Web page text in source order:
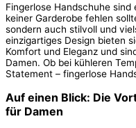
Fingerlose Handschuhe
keiner Garderobe fehlen
sondern auch stilvoll und
einzigartiges Design bieten
Komfort und Eleganz und
Damen. Ob bei kühleren
Statement – fingerlose
Auf einen Blick: Die
für Damen